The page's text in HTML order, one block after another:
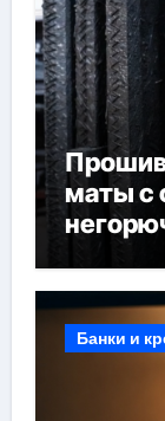
маты с
Банки и